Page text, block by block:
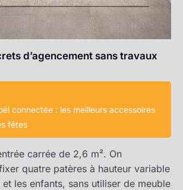
d’agencement sans travaux
connectée : les meilleurs accessoires
fêtes
carrée de 2,6 m². On
quatre patères à hauteur variable
les enfants, sans utiliser de meuble